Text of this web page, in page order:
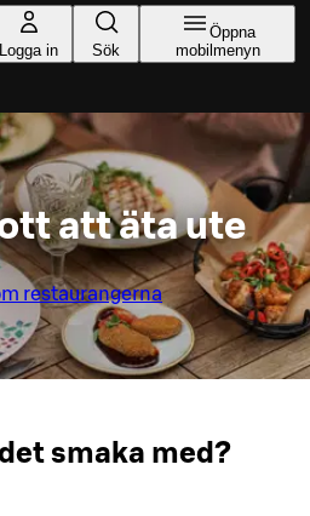
Logga in Sök
Öppna
mobilmenyn
att äta ute
restaurangerna
smaka med?